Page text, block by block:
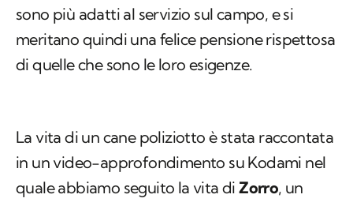
sono più adatti al servizio sul campo, e si
meritano quindi una felice pensione rispettosa
di quelle che sono le loro esigenze.
La vita di un cane poliziotto è stata raccontata
in un video-approfondimento su Kodami nel
quale abbiamo seguito la vita diZorro, un